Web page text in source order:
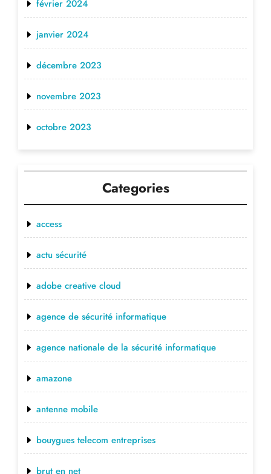
février 2024
janvier 2024
décembre 2023
novembre 2023
octobre 2023
Categories
access
actu sécurité
adobe creative cloud
agence de sécurité informatique
agence nationale de la sécurité informatique
amazone
antenne mobile
bouygues telecom entreprises
brut en net